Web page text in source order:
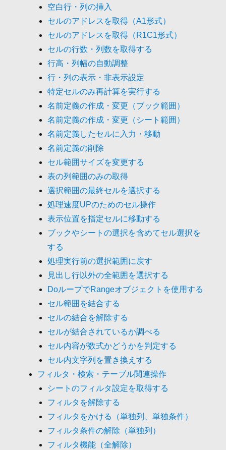
空白行・列の挿入
セルのアドレスを取得（A1形式）
セルのアドレスを取得（R1C1形式）
セルの行数・列数を取得する
行高・列幅の自動調整
行・列の表示・非表示設定
特定セルのみ再計算を実行する
名前定義の作成・変更（ブック範囲）
名前定義の作成・変更（シート範囲）
名前定義したセルに入力・移動
名前定義の削除
セル範囲サイズを変更する
表の列範囲のみの取得
選択範囲の最終セルを選択する
処理速度UPのためのセル操作
表示位置を指定セルに移動する
ブックやシートの選択を含めてセル選択を
する
処理実行前の選択範囲に戻す
見出し行以外の全範囲を選択する
DoループでRangeオブジェクトを使用する
セル範囲を結合する
セルの結合を解除する
セルが結合されているか調べる
セル内容が数式かどうかを判定する
セル内文字列を置き換えする
フィルタ・検索・テーブル関連操作
シートのフィルタ設定を取得する
フィルタを解除する
フィルタをかける（単独列、単独条件）
フィルタ条件の解除（単独列）
フィルタ機能（全解除）